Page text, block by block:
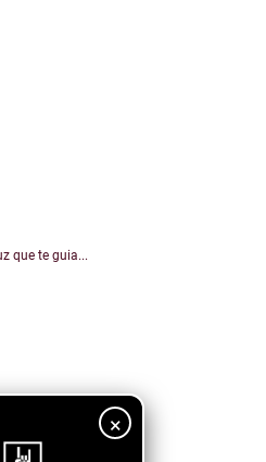
×
que te guia...
(and i call...